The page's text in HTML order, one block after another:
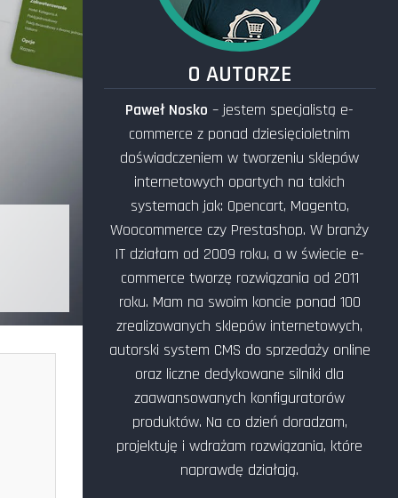
O AUTORZE
Paweł Nosko – jestem specjalistą e-
commerce z ponad dziesięcioletnim
doświadczeniem w tworzeniu sklepów
internetowych opartych na takich
systemach jak: Opencart, Magento,
Woocommerce czy Prestashop. W branży
IT działam od 2009 roku, a w świecie e-
commerce tworzę rozwiązania od 2011
roku. Mam na swoim koncie ponad 100
zrealizowanych sklepów internetowych,
autorski system CMS do sprzedaży online
oraz liczne dedykowane silniki dla
zaawansowanych konfiguratorów
produktów. Na co dzień doradzam,
projektuję i wdrażam rozwiązania, które
naprawdę działają.